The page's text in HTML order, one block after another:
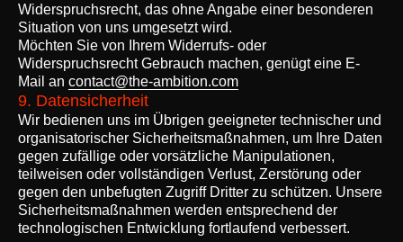
Widerspruchsrecht, das ohne Angabe einer besonderen
Situation von uns umgesetzt wird.
Möchten Sie von Ihrem Widerrufs- oder
Widerspruchsrecht Gebrauch machen, genügt eine E-
Mail an contact@the-ambition.com
9. Datensicherheit
Wir bedienen uns im Übrigen geeigneter technischer und
organisatorischer Sicherheitsmaßnahmen, um Ihre Daten
gegen zufällige oder vorsätzliche Manipulationen,
teilweisen oder vollständigen Verlust, Zerstörung oder
gegen den unbefugten Zugriff Dritter zu schützen. Unsere
Sicherheitsmaßnahmen werden entsprechend der
technologischen Entwicklung fortlaufend verbessert.